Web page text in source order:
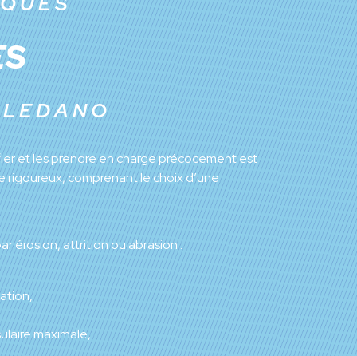
et les prendre en charge précocement est
comprenant le choix d’une
érosion, attrition ou abrasion :
maximale,